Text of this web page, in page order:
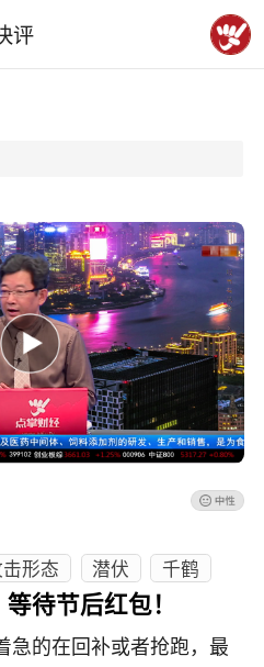
评
下拉刷新
形态 潜伏
千鹤
待节后红包！
急的在回补或者抢跑，最